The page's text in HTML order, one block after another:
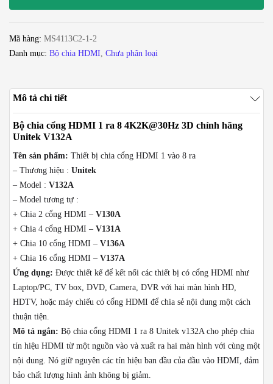
4K2K@30Hz
3D
hãng
Unitek
số
Mã hàng: MS4113C2-1-2
Danh mục: Bộ chia HDMI Chưa phân loại
Mô tả chi tiết
Bộ chia cổng HDMI 1 ra 8 4K2K@30Hz 3D chính hãng
Unitek V132A
Tên sản phẩm: Thiết bị chia cổng HDMI 1 vào 8 ra
– Thương hiệu : Unitek
– Model : V132A
– Model tương tự :
+ Chia 2 cổng HDMI – V130A
+ Chia 4 cổng HDMI – V131A
+ Chia 10 cổng HDMI – V136A
+ Chia 16 cổng HDMI – V137A
Ứng dụng: Được thiết kế để kết nối các thiết bị có cổng HDMI như
Laptop/PC, TV box, DVD, Camera, DVR với hai màn hình HD,
HDTV, hoặc máy chiếu có cổng HDMI để chia sẻ nội dung một cách
thuận tiện.
Mô tả ngắn: Bộ chia cổng HDMI 1 ra 8 Unitek v132A cho phép chia
tín hiệu HDMI từ một nguồn vào và xuất ra hai màn hình với cùng một
nội dung. Nó giữ nguyên các tín hiệu ban đầu của đầu vào HDMI, đảm
bảo chất lượng hình ảnh không bị giảm.